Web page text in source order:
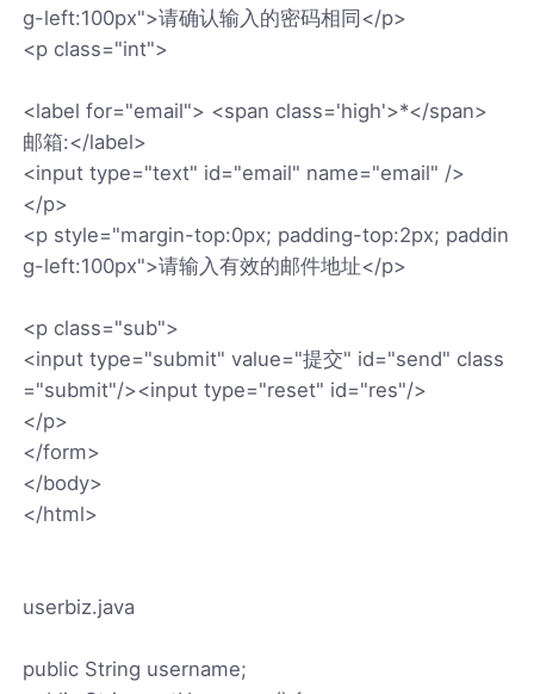
g-left:100px">请确认输入的密码相同</p>
<p class="int">
<label for="email"> <span class='high'>*</span>
邮箱:</label>
<input type="text" id="email" name="email" />
</p>
<p style="margin-top:0px; padding-top:2px; paddin
g-left:100px">请输入有效的邮件地址</p>
<p class="sub">
<input type="submit" value="提交" id="send" class
="submit"/><input type="reset" id="res"/>
</p>
</form>
</body>
</html>
userbiz.java
public String username;